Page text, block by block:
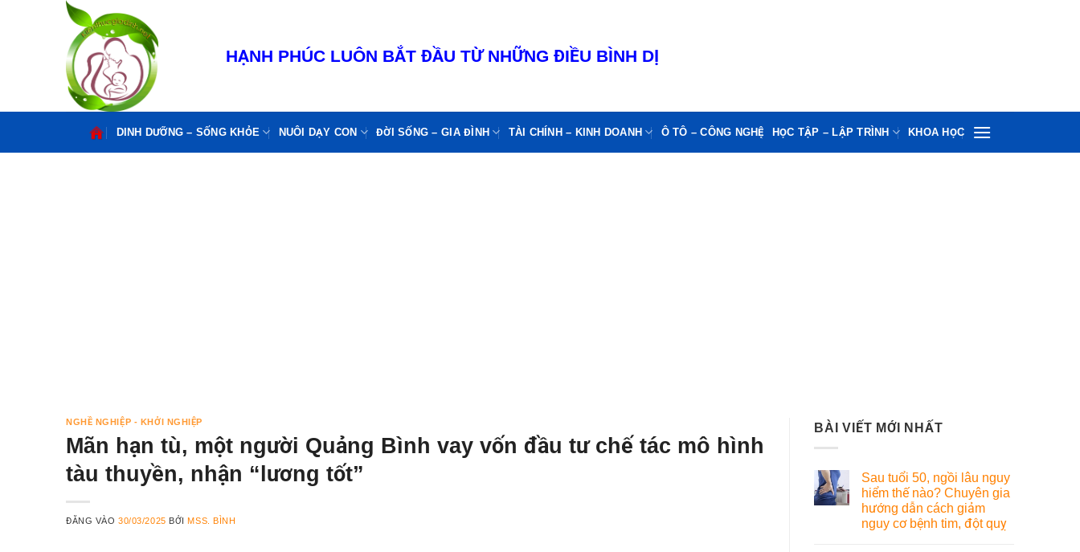
HẠNH PHÚC LUÔN BẮT ĐẦU TỪ NHỮNG ĐIỀU BÌNH DỊ
DINH DƯỠNG – SỐNG KHỎE NUÔI DẠY CON ĐỜI SỐNG – GIA ĐÌNH TÀI CHÍNH – KINH DOANH Ô TÔ – CÔNG NGHỆ HỌC TẬP – LẬP TRÌNH KHOA HỌC
NGHỀ NGHIỆP - KHỞI NGHIỆP
Mãn hạn tù, một người Quảng Bình vay vốn đầu tư chế tác mô hình
tàu thuyền, nhận “lương tốt”
ĐĂNG VÀO30/03/2025 BỞIMSS. BÌNH
BÀI VIẾT MỚI NHẤT
Sau tuổi 50, ngồi lâu nguy
hiểm thế nào? Chuyên gia
hướng dẫn cách giảm
nguy cơ bệnh tim, đột quỵ